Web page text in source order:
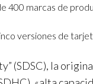
400 marcas de
versiones de
(SDSC), la